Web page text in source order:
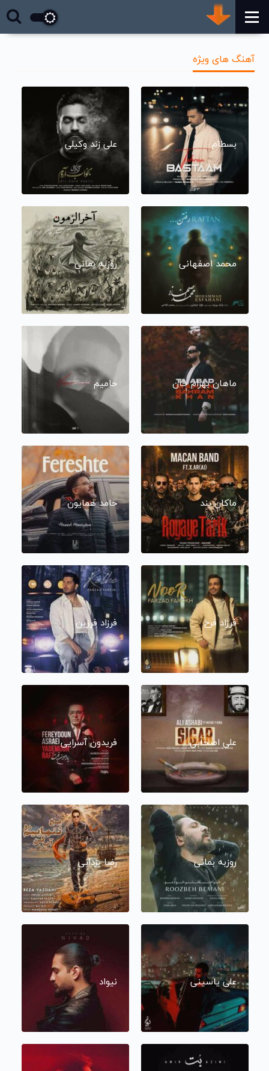
آهنگ های ویژه
بسطام علی زند وکیلی
محمد اصفهانی روزبه بمانی
ماهان بهرام خان حامیم
ماکان بند حامد همایون
فرزاد فرخ فرزاد فرزین
علی اصحابی فریدون آسرایی
روزبه بمانی رضا یزدانی
علی یاسینی نیواد